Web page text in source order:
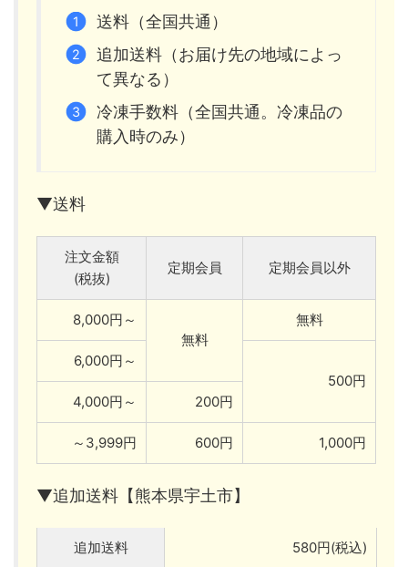
送料（全国共通）
追加送料（お届け先の地域によっ
て異なる）
冷凍手数料（全国共通。冷凍品の
購入時のみ）
▼送料
注文金額
(税抜)
定期会員 定期会員以外
8,000円～
無料
無料
6,000円～
500円
4,000円～
200円
～3,999円 600円 1,000円
▼追加送料【熊本県宇土市】
追加送料 580円(税込)